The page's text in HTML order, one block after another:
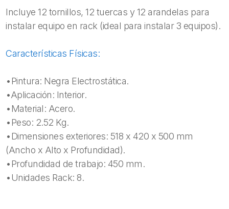
Incluye 12 tornillos, 12 tuercas y 12 arandelas para
instalar equipo en rack (ideal para instalar 3 equipos).
Características Físicas:
•Pintura: Negra Electrostática.
•Aplicación: Interior.
•Material: Acero.
•Peso: 2.52 Kg.
•Dimensiones exteriores: 518 x 420 x 500 mm
(Ancho x Alto x Profundidad).
•Profundidad de trabajo: 450 mm.
•Unidades Rack: 8.